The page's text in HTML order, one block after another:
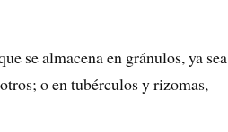
se almacena en gránulos, ya sea
o en tubérculos y rizomas,